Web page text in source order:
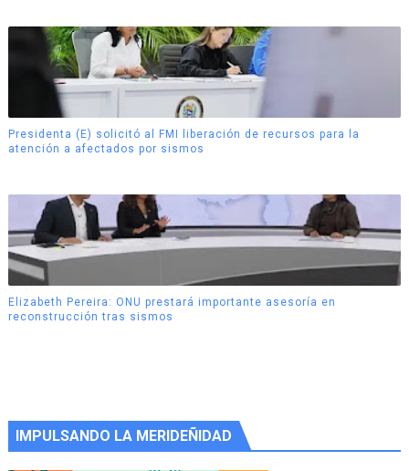
Presidenta (E) solicitó al FMI liberación de recursos para la
atención a afectados por sismos
Elizabeth Pereira: ONU prestará importante asesoría en
reconstrucción tras sismos
IMPULSANDO LA MERIDEÑIDAD